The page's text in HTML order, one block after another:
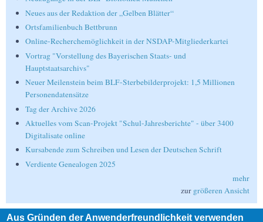
Neues aus der Redaktion der „Gelben Blätter“
Ortsfamilienbuch Bettbrunn
Online-Recherchemöglichkeit in der NSDAP-Mitgliederkartei
Vortrag "Vorstellung des Bayerischen Staats- und
Hauptstaatsarchivs"
Neuer Meilenstein beim BLF-Sterbebilderprojekt: 1,5 Millionen
Personendatensätze
Tag der Archive 2026
Aktuelles vom Scan-Projekt "Schul-Jahresberichte" - über 3400
Digitalisate online
Kursabende zum Schreiben und Lesen der Deutschen Schrift
Verdiente Genealogen 2025
mehr
zur größeren Ansicht
Aus Gründen der Anwenderfreundlichkeit verwenden